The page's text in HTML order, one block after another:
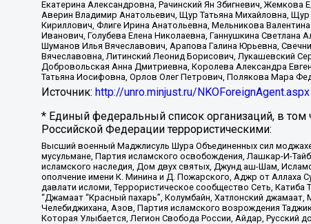
Екатерина Александровна, Рачинский Ян Збигневич,
Аверин Владимир Анатольевич, Щур Татьяна Михайловна,
Кириллович, Флиге Ирина Анатольевна, Мельникова
Иванович, Голубева Елена Николаевна, Ганнушкина
Шуманов Илья Вячеславович, Арапова Галина Юрьевна,
Вячеславовна, Литинский Леонид Борисович, Лукашевский
Добровольская Анна Дмитриевна, Королева Александра
Татьяна Иосифовна, Орлов Олег Петрович, Полякова Мара
Источник: http://unro.minjust.ru/NKOForeignAgent.aspx
* Единый федеральный список организаций, в том
Российской Федерации террористическими:
Высший военный Маджлисуль Шура Объединенных сил
мусульмане, Партия исламского освобождения, Лашкар-И-
исламского наследия, Дом двух святых, Джунд аш-Шам,
ополчение имени К. Минина и Д. Пожарского, Аджр от Аллаха
давлати исломи, Террористическое сообщество Сеть,
“Джамаат “Красный пахарь”, Колумбайн, Хатлонский
Челебиджихана, Азов, Партия исламского возрождения
Которая Улыбается, Легион Свобода России, Айдар, Русский